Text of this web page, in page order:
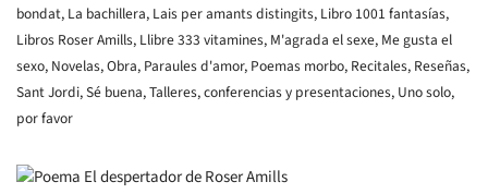
bondat, La bachillera, Lais per amants distingits, Libro 1001 fantasías,
Libros Roser Amills, Llibre 333 vitamines, M'agrada el sexe, Me gusta el
sexo, Novelas,Obra, Paraules d'amor, Poemas morbo, Recitales, Reseñas,
Sant Jordi,Sé buena,Talleres, conferencias y presentaciones, Uno solo,
por favor